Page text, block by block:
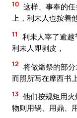
10 这样、事奉的
上，利未人也按着
11
利未人宰了逾越
利未人即剥皮，
12 将做燔祭的部
而照所写在摩西书
13 他们按规矩用
物则用锅、用鼎、